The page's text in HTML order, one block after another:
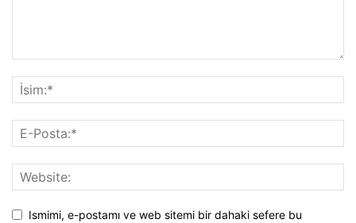
Ismimi, e-postamı ve web sitemi bir dahaki sefere bu